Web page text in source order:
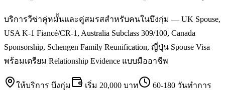
บริการวีซ่าคู่หมั้นและคู่สมรสสำหรับคนในบึงกุ่ม — UK Spouse,
USA K-1 Fiancé/CR-1, Australia Subclass 309/100, Canada
Sponsorship, Schengen Family Reunification, ญี่ปุ่น Spouse Visa
พร้อมเตรียม Relationship Evidence แบบมืออาชีพ
ให้บริการ บึงกุ่ม เริ่ม 20,000 บาท
60-180 วันทำการ